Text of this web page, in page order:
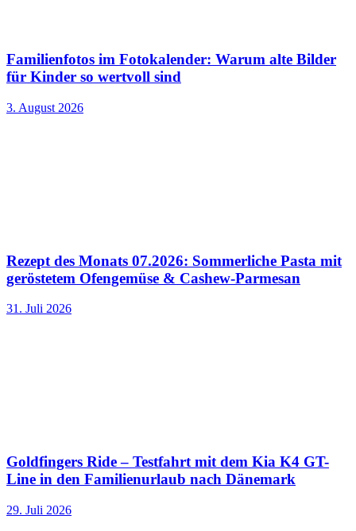
Familienfotos im Fotokalender: Warum alte Bilder
für Kinder so wertvoll sind
3. August 2026
Rezept des Monats 07.2026: Sommerliche Pasta mit
geröstetem Ofengemüse & Cashew-Parmesan
31. Juli 2026
Goldfingers Ride – Testfahrt mit dem Kia K4 GT-
Line in den Familienurlaub nach Dänemark
29. Juli 2026